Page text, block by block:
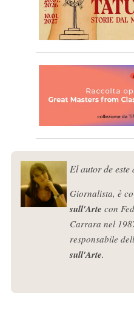
El autor de
Giornalista, è
sull'Arte con
Carrara nel
responsabile
sull'Arte.